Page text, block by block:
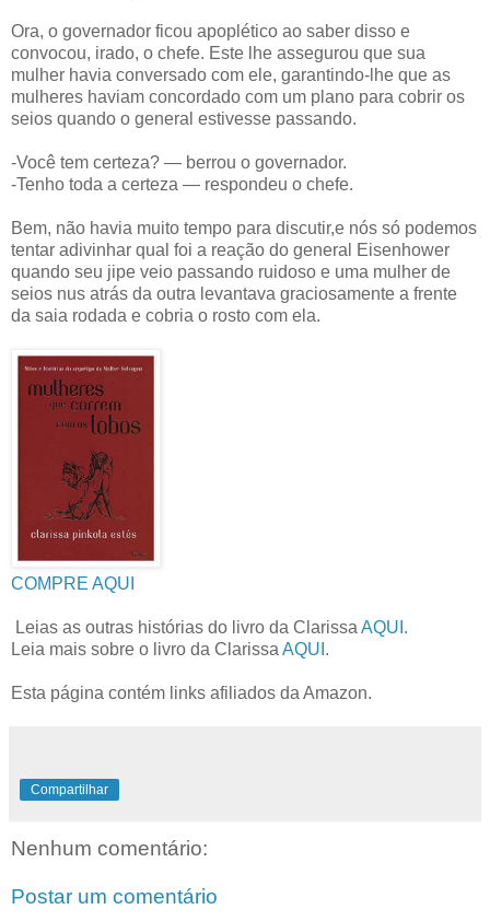
Ora, o governador ficou apoplético ao saber disso e
convocou, irado, o chefe. Este lhe assegurou que sua
mulher havia conversado com ele, garantindo-lhe que as
mulheres haviam concordado com um plano para cobrir os
seios quando o general estivesse passando.
-Você tem certeza? — berrou o governador.
-Tenho toda a certeza — respondeu o chefe.
Bem, não havia muito tempo para discutir,e nós só podemos
tentar adivinhar qual foi a reação do general Eisenhower
quando seu jipe veio passando ruidoso e uma mulher de
seios nus atrás da outra levantava graciosamente a frente
da saia rodada e cobria o rosto com ela.
COMPRE AQUI
Leias as outras histórias do livro da Clarissa AQUI.
Leia mais sobre o livro da Clarissa AQUI .
Esta página contém links afiliados da Amazon.
Compartilhar
Nenhum comentário:
Postar um comentário